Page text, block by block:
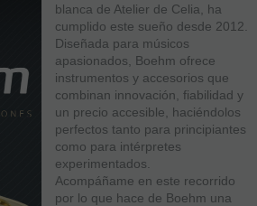
blanca de Atelier de Celia, ha
cumplido este sueño desde 2012.
Diseñada para músicos
apasionados, Boehm ofrece
instrumentos y accesorios que
combinan innovación, fiabilidad y
un precio accesible, haciéndolos
perfectos tanto para principiantes
como para intérpretes
experimentados.
Acompáñame en este recorrido
por lo que hace de Boehm una